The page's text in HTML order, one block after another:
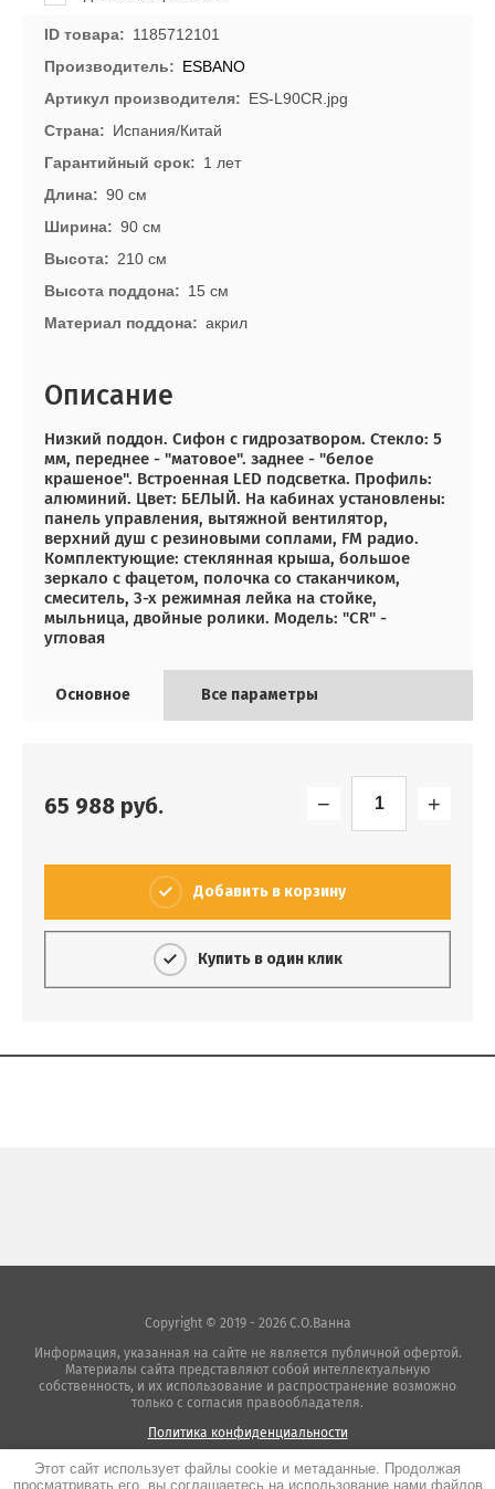
ID товара
1185712101
Производитель
ESBANO
Артикул производителя
ES-L90CR.jpg
Страна
Испания/Китай
Гарантийный срок
1 лет
Длина
90 см
Ширина
90 см
Высота
210 см
Высота поддона
15 см
Материал поддона
акрил
Описание
Низкий поддон. Сифон с гидрозатвором. Стекло: 5
мм, переднее - "матовое". заднее - "белое
крашеное". Встроенная LED подсветка. Профиль:
алюминий. Цвет: БЕЛЫЙ. На кабинах установлены:
панель управления, вытяжной вентилятор,
верхний душ с резиновыми соплами, FM радио.
Комплектующие: стеклянная крыша, большое
зеркало с фацетом, полочка со стаканчиком,
смеситель, 3-х режимная лейка на стойке,
мыльница, двойные ролики. Модель: "СR" -
угловая
Основное Все параметры
65 988 руб. − +
Добавить в корзину
Купить в один клик
Copyright © 2019 - 2026 С.О.Ванна
Информация, указанная на сайте не является публичной офертой.
Материалы сайта представляют собой интеллектуальную
собственность, и их использование и распространение возможно
только с согласия правообладателя.
Политика конфиденциальности
Этот сайт использует файлы cookie и метаданные. Продолжая
просматривать его, вы соглашаетесь на использование нами файлов